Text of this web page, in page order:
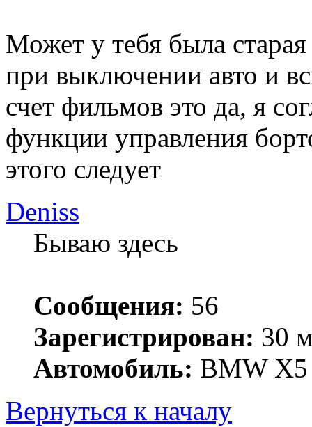
Может у тебя была
при выключении авто и
счет фильмов это да, я
функции управления
этого следует
Deniss
Бываю здесь
Сообщения: 56
Зарегистрирован: 30
Автомобиль: BMW X5
Вернуться к началу